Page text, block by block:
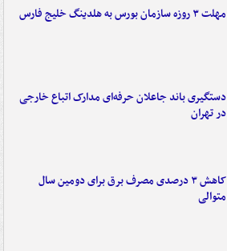
مهلت ۳ روزه سازمان بورس به هلدینگ خلیج فارس
دستگیری باند جاعلان حرفه‌ای مدارک اتباع خارجی
در تهران
کاهش ۳ درصدی مصرف برق برای دومین سال
متوالی